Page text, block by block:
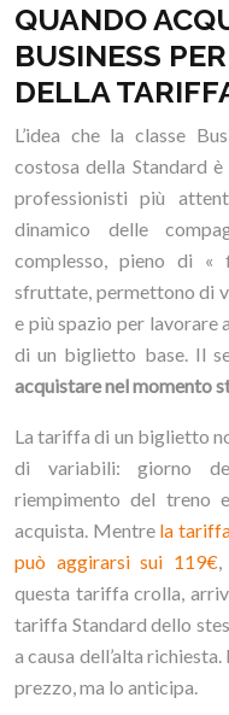
QUANDO
BUSINESS
DELLA
L’idea che la classe
costosa della Standard
professionisti più
dinamico delle
complesso, pieno di
sfruttate, permettono di
e più spazio per lavorare
di un biglietto base. Il
acquistare nel momento
La tariffa di un biglietto
di variabili: giorno
riempimento del treno
acquista. Mentre la
può aggirarsi sui 119€,
questa tariffa crolla,
tariffa Standard dello
a causa dell’alta
prezzo, ma lo anticipa.